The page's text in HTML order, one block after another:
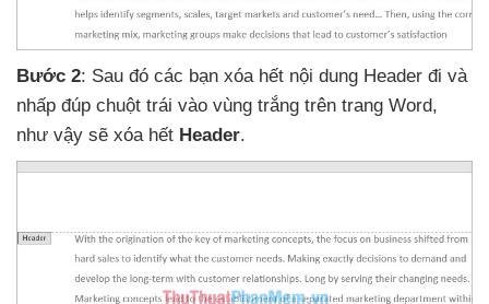
Bước 2: Sau đó các bạn xóa hết nội dung Header đi và
nhấp đúp chuột trái vào vùng trắng trên trang Word,
như vậy sẽ xóa hết Header.